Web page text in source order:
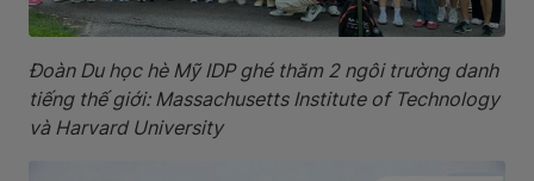
Đoàn Du học hè Mỹ IDP ghé thăm 2 ngôi trường danh
tiếng thế giới: Massachusetts Institute of Technology
và Harvard University